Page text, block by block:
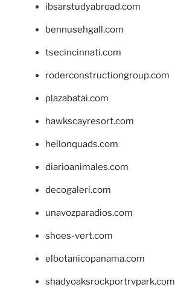
ibsarstudyabroad.com
bennusehgall.com
tsecincinnati.com
roderconstructiongroup.com
plazabatai.com
hawkscayresort.com
hellonquads.com
diarioanimales.com
decogaleri.com
unavozparadios.com
shoes-vert.com
elbotanicopanama.com
shadyoaksrockportrvpark.com